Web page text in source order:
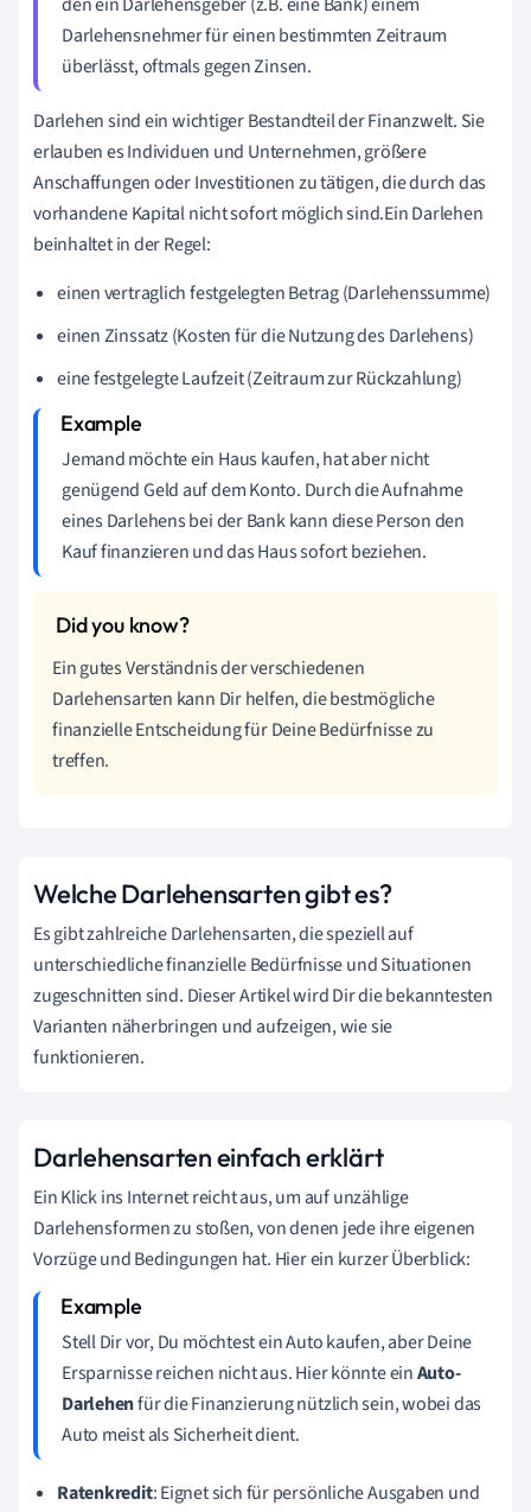
Darlehensnehmer für einen bestimmten Zeitraum
überlässt, oftmals gegen Zinsen.
Darlehen sind ein wichtiger Bestandteil der Finanzwelt. Sie
erlauben es Individuen und Unternehmen, größere
Anschaffungen oder Investitionen zu tätigen, die durch das
vorhandene Kapital nicht sofort möglich sind.Ein Darlehen
beinhaltet in der Regel:
einen vertraglich festgelegten Betrag (Darlehenssumme)
einen Zinssatz (Kosten für die Nutzung des Darlehens)
eine festgelegte Laufzeit (Zeitraum zur Rückzahlung)
Jemand möchte ein Haus kaufen, hat aber nicht
genügend Geld auf dem Konto. Durch die Aufnahme
eines Darlehens bei der Bank kann diese Person den
Kauf finanzieren und das Haus sofort beziehen.
Ein gutes Verständnis der verschiedenen
Darlehensarten kann Dir helfen, die bestmögliche
finanzielle Entscheidung für Deine Bedürfnisse zu
treffen.
Welche Darlehensarten gibt es?
Es gibt zahlreiche Darlehensarten, die speziell auf
unterschiedliche finanzielle Bedürfnisse und Situationen
zugeschnitten sind. Dieser Artikel wird Dir die bekanntesten
Varianten näherbringen und aufzeigen, wie sie
funktionieren.
Darlehensarten einfach erklärt
Ein Klick ins Internet reicht aus, um auf unzählige
Darlehensformen zu stoßen, von denen jede ihre eigenen
Vorzüge und Bedingungen hat. Hier ein kurzer Überblick:
Stell Dir vor, Du möchtest ein Auto kaufen, aber Deine
Ersparnisse reichen nicht aus. Hier könnte einAuto-
Darlehenfür die Finanzierung nützlich sein, wobei das
Auto meist als Sicherheit dient.
Ratenkredit: Eignet sich für persönliche Ausgaben und